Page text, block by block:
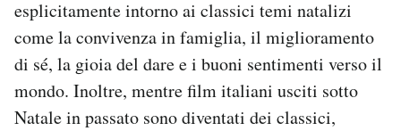
esplicitamente intorno ai classici temi natalizi
come la convivenza in famiglia, il miglioramento
di sé, la gioia del dare e i buoni sentimenti verso il
mondo. Inoltre, mentre film italiani usciti sotto
Natale in passato sono diventati dei classici,